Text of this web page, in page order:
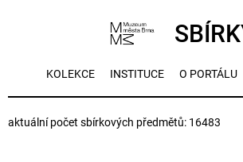
KOLEKCE INSTITUCE O PORTÁLU
aktuální počet sbírkových předmětů: 16483